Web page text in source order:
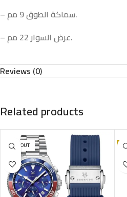
– سماكة الطوق 9 مم.
– عرض السوار 22 مم.
Reviews (0)
Related products
SOLD OUT
-